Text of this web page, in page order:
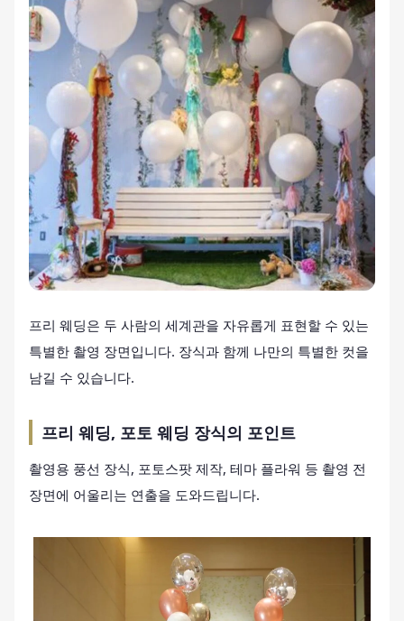
프리 웨딩은 두 사람의 세계관을 자유롭게 표현할 수 있는
특별한 촬영 장면입니다. 장식과 함께 나만의 특별한 컷을
남길 수 있습니다.
프리 웨딩, 포토 웨딩 장식의 포인트
촬영용 풍선 장식, 포토스팟 제작, 테마 플라워 등 촬영 전
장면에 어울리는 연출을 도와드립니다.